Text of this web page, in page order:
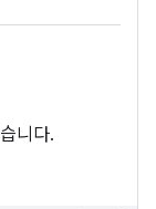
니다.